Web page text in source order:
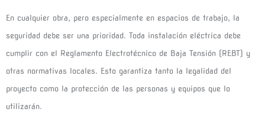
En cualquier obra, pero especialmente en espacios de trabajo, la
seguridad debe ser una prioridad. Toda instalación eléctrica debe
cumplir con el Reglamento Electrotécnico de Baja Tensión (REBT) y
otras normativas locales. Esto garantiza tanto la legalidad del
proyecto como la protección de las personas y equipos que lo
utilizarán.